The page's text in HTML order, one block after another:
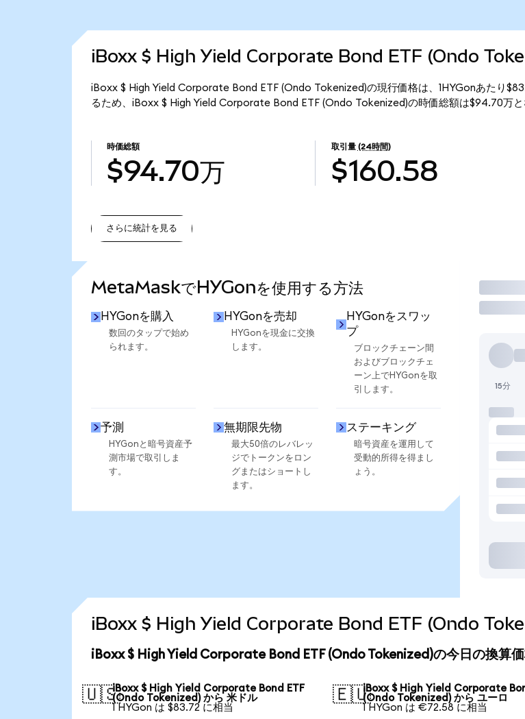
iBoxx $ High Yield Corporate Bond ETF (Ondo
iBoxx $ High Yield Corporate Bond ETF (Ondo Tokenized)の現行価格は、1HYGonあたり
るため、iBoxx $ High Yield Corporate Bond ETF (Ondo Tokenized)の時価総額は$94.70万と
時価総額
$94.70万
取引量 (24時間)
$160.58
さらに統計を見る
MetaMaskでHYGonを使用する方法
HYGonを購入
数回のタップで始め
られます。
HYGonを売却
HYGonを現金に交換
します。
HYGonをスワッ
プ
ブロックチェーン間
およびブロックチェ
ーン上でHYGonを取
引します。
予測
HYGonと暗号資産予
測市場で取引しま
す。
無期限先物
最大50倍のレバレッ
ジでトークンをロン
グまたはショートし
ます。
ステーキング
暗号資産を運用して
受動的所得を得まし
ょう。
取引
15分
iBoxx $ High Yield Corporate Bond ETF (Ondo
iBoxx $ High Yield Corporate Bond ETF (Ondo Tokenized)の今日の換算
🇺🇸iBoxx $ High Yield Corporate Bond ETF
(Ondo Tokenized) から 米ドル
1 HYGon は $83.72 に相当
🇪🇺iBoxx $ High Yield Corporate
(Ondo Tokenized) から ユーロ
1 HYGon は €72.58 に相当